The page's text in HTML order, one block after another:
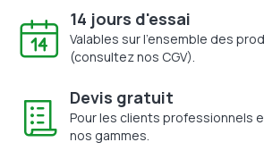
14 jours d'essai
Valables sur l'ensemble des
(consultez nos CGV).
Devis gratuit
Pour les clients professionnels
nos gammes.